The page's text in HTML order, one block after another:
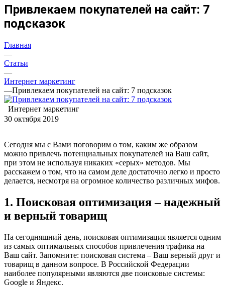
Привлекаем покупателей на сайт: 7
подсказок
Главная
—
Статьи
—
Интернет маркетинг
—Привлекаем покупателей на сайт: 7 подсказок
Интернет маркетинг
30 октября 2019
Сегодня мы с Вами поговорим о том, каким же образом
можно привлечь потенциальных покупателей на Ваш сайт,
при этом не используя никаких «серых» методов. Мы
расскажем о том, что на самом деле достаточно легко и просто
делается, несмотря на огромное количество различных мифов.
1. Поисковая оптимизация – надежный
и верный товарищ
На сегодняшний день, поисковая оптимизация является одним
из самых оптимальных способов привлечения трафика на
Ваш сайт. Запомните: поисковая система – Ваш верный друг и
товарищ в данном вопросе. В Российской Федерации
наиболее популярными являются две поисковые системы:
Google и Яндекс.